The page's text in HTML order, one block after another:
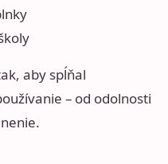
aby spĺňal
– od odolnosti